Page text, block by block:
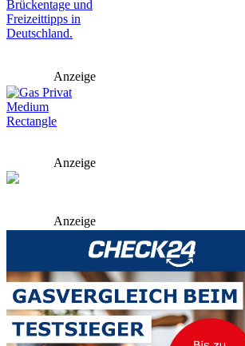
Anzeige
Anzeige
Anzeige